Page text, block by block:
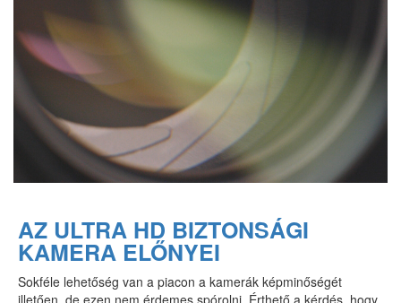
AZ ULTRA HD BIZTONSÁGI
KAMERA ELŐNYEI
Sokféle lehetőség van a piacon a kamerák képminőségét
illetően, de ezen nem érdemes spórolni. Érthető a kérdés, hogy